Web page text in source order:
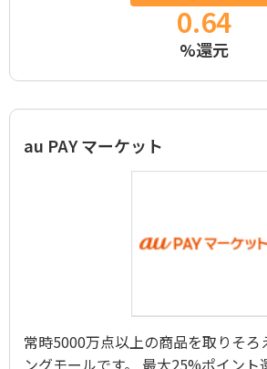
0.64
%還元
au PAY マーケット
常時5000万点以上の商品を取りそろ
ングモールです。 最大25%ポイント